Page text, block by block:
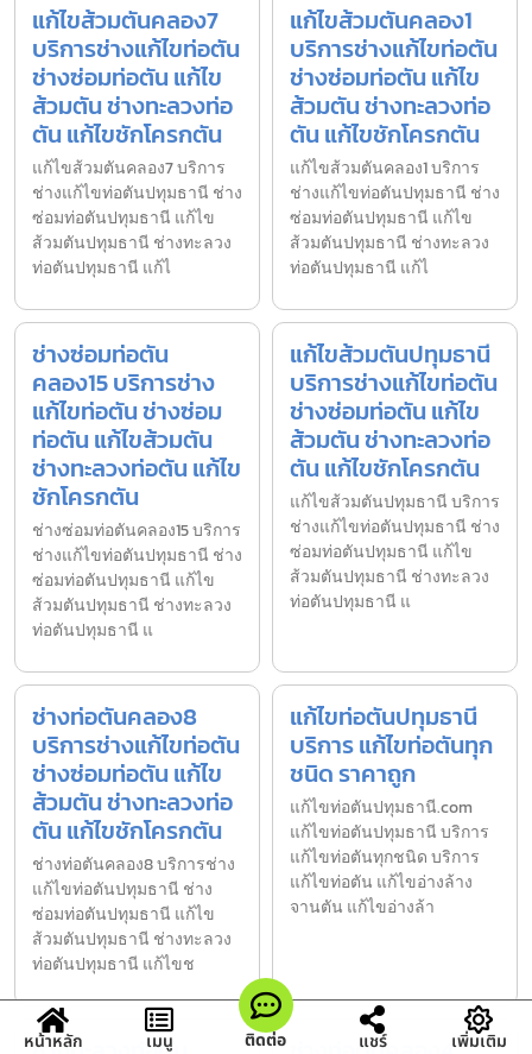
แก้ไขส้วมตันคลอง7
บริการช่างแก้ไขท่อตัน
ช่างซ่อมท่อตัน แก้ไข
ส้วมตัน ช่างทะลวงท่อ
ตัน แก้ไขชักโครกตัน
แก้ไขส้วมตันคลอง7 บริการ
ช่างแก้ไขท่อตันปทุมธานี ช่าง
ซ่อมท่อตันปทุมธานี แก้ไข
ส้วมตันปทุมธานี ช่างทะลวง
ท่อตันปทุมธานี แก้ไ
แก้ไขส้วมตันคลอง1
บริการช่างแก้ไขท่อตัน
ช่างซ่อมท่อตัน แก้ไข
ส้วมตัน ช่างทะลวงท่อ
ตัน แก้ไขชักโครกตัน
แก้ไขส้วมตันคลอง1 บริการ
ช่างแก้ไขท่อตันปทุมธานี ช่าง
ซ่อมท่อตันปทุมธานี แก้ไข
ส้วมตันปทุมธานี ช่างทะลวง
ท่อตันปทุมธานี แก้ไ
ช่างซ่อมท่อตัน
คลอง15 บริการช่าง
แก้ไขท่อตัน ช่างซ่อม
ท่อตัน แก้ไขส้วมตัน
ช่างทะลวงท่อตัน แก้ไข
ชักโครกตัน
ช่างซ่อมท่อตันคลอง15 บริการ
ช่างแก้ไขท่อตันปทุมธานี ช่าง
ซ่อมท่อตันปทุมธานี แก้ไข
ส้วมตันปทุมธานี ช่างทะลวง
ท่อตันปทุมธานี แ
แก้ไขส้วมตันปทุมธานี
บริการช่างแก้ไขท่อตัน
ช่างซ่อมท่อตัน แก้ไข
ส้วมตัน ช่างทะลวงท่อ
ตัน แก้ไขชักโครกตัน
แก้ไขส้วมตันปทุมธานี บริการ
ช่างแก้ไขท่อตันปทุมธานี ช่าง
ซ่อมท่อตันปทุมธานี แก้ไข
ส้วมตันปทุมธานี ช่างทะลวง
ท่อตันปทุมธานี แ
ช่างท่อตันคลอง8
บริการช่างแก้ไขท่อตัน
ช่างซ่อมท่อตัน แก้ไข
ส้วมตัน ช่างทะลวงท่อ
ตัน แก้ไขชักโครกตัน
ช่างท่อตันคลอง8 บริการช่าง
แก้ไขท่อตันปทุมธานี ช่าง
ซ่อมท่อตันปทุมธานี แก้ไข
ส้วมตันปทุมธานี ช่างทะลวง
ท่อตันปทุมธานี แก้ไขช
แก้ไขท่อตันปทุมธานี
บริการ แก้ไขท่อตันทุก
ชนิด ราคาถูก
แก้ไขท่อตันปทุมธานี.com
แก้ไขท่อตันปทุมธานี บริการ
แก้ไขท่อตันทุกชนิด บริการ
แก้ไขท่อตัน แก้ไขอ่างล้าง
จานตัน แก้ไขอ่างล้า
หน้าหลัก เมนู ติดต่อ แชร์ เพิ่มเติม